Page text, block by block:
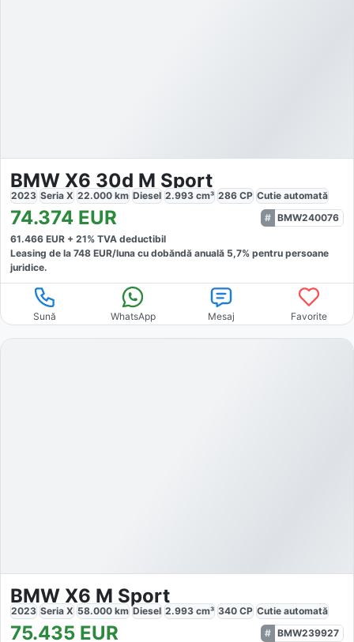
BMW X6 30d M Sport
2023 Seria X 22.000 km Diesel 2.993 cm³ 286 CP Cutie automată
74.374 EUR
BMW240076
61.466 EUR + 21% TVA deductibil
Leasing de la 748 EUR/luna cu dobăndă anuală 5,7% pentru persoane
juridice.
Sună WhatsApp Mesaj Favorite
BMW X6 M Sport
2023 Seria X 58.000 km Diesel 2.993 cm³ 340 CP Cutie automată
75.435 EUR
BMW239927